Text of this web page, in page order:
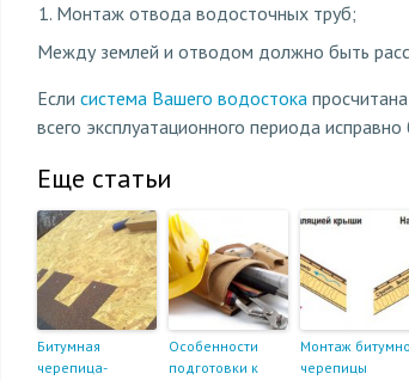
Монтаж отвода водосточных труб;
Между землей и отводом должно быть
Если система Вашего водостока
всего эксплуатационного периода
Еще статьи
Битумная
черепица-
Особенности
подготовки к
Монтаж
черепицы